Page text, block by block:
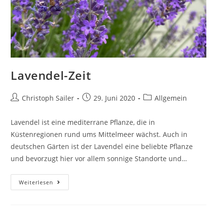
Lavendel-Zeit
Beitrags-
Christoph Sailer
Beitrag29. Juni 2020
Beitrags-
Allgemein
Lavendel ist eine mediterrane Pflanze, die in
Küstenregionen rund ums Mittelmeer wächst. Auch in
deutschen Gärten ist der Lavendel eine beliebte Pflanze
und bevorzugt hier vor allem sonnige Standorte und…
Weiterlesen
Zeit